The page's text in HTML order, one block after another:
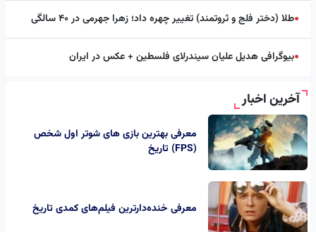
●طلا (دختر فلج و ثروتمند) تغییر چهره داد؛ زهرا جهرمی در ۴۰ سالگی
●بیوگرافی هدیل علیان سیندرلای فلسطین + عکس در ایران
آخرین اخبار
معرفی بهترین بازی های شوتر اول شخص
(FPS) تاریخ
معرفی خنده‌دارترین فیلم‌های کمدی تاریخ